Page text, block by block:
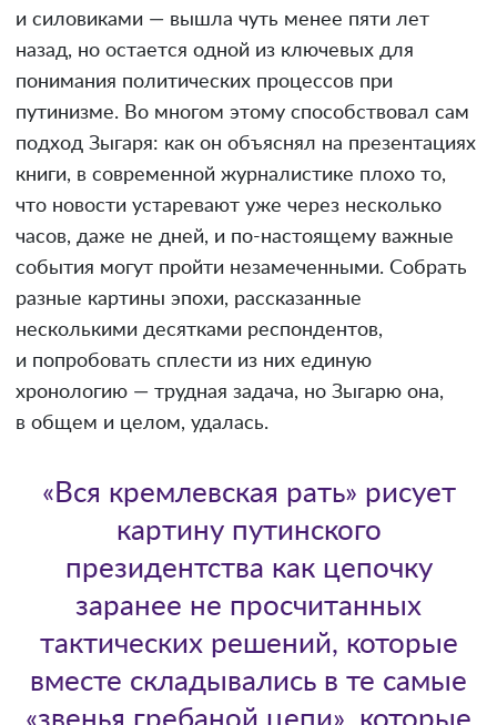
и силовиками — вышла чуть менее пяти лет
назад, но остается одной из ключевых для
понимания политических процессов при
путинизме. Во многом этому способствовал сам
подход Зыгаря: как он объяснял на презентациях
книги, в современной журналистике плохо то,
что новости устаревают уже через несколько
часов, даже не дней, и по-настоящему важные
события могут пройти незамеченными. Собрать
разные картины эпохи, рассказанные
несколькими десятками респондентов,
и попробовать сплести из них единую
хронологию — трудная задача, но Зыгарю она,
в общем и целом, удалась.
«Вся кремлевская рать» рисует
картину путинского
президентства как цепочку
заранее не просчитанных
тактических решений, которые
вместе складывались в те самые
«звенья гребаной цепи», которые